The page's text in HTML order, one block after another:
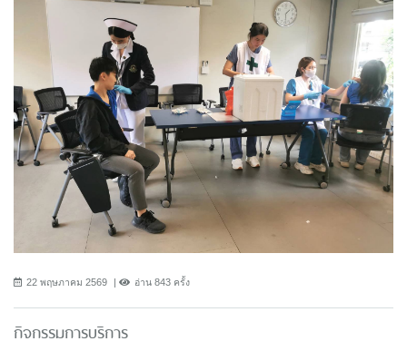
22 พฤษภาคม 2569 อ่าน 843 ครั้ง
กิจกรรมการบริการ